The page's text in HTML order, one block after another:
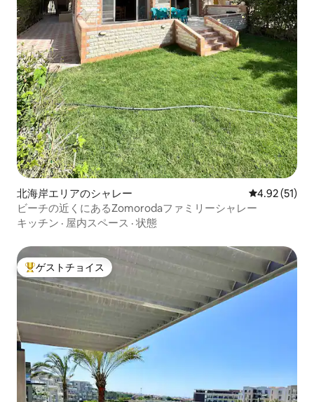
北海岸エリアのシャレー レビュー51
4.92 (51)
ビーチの近くにあるZomorodaファミリーシャレー
キッチン · 屋内スペース · 状態
大好評のゲストチョイスです。
ゲストチョイス